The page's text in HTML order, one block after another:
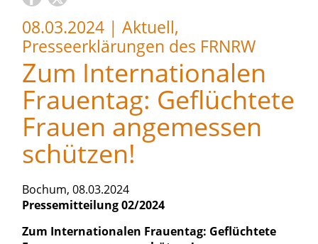
08.03.2024 | Aktuell,
Presseerklärungen des FRNRW
Zum Internationalen
Frauentag: Geflüchtete
Frauen angemessen
schützen!
Bochum, 08.03.2024
Pressemitteilung 02/2024
Zum Internationalen Frauentag: Geflüchtete